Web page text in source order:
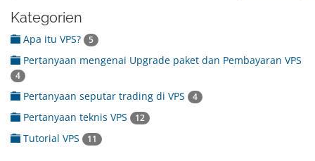
Kategorien
Apa itu VPS? 5
Pertanyaan mengenai Upgrade paket dan Pembayaran VPS
4
Pertanyaan seputar trading di VPS 4
Pertanyaan teknis VPS 12
Tutorial VPS 11